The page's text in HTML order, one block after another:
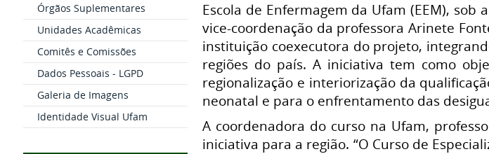
Órgãos Suplementares
Unidades Acadêmicas
Comitês e Comissões
Dados Pessoais - LGPD
Galeria de Imagens
Identidade Visual Ufam
Escola de Enfermagem da Ufam (EEM),
vice-coordenação da professora Arinete
instituição coexecutora do projeto,
regiões do país. A iniciativa tem como
regionalização e interiorização da
neonatal e para o enfrentamento das
A coordenadora do curso na Ufam,
iniciativa para a região. “O Curso de